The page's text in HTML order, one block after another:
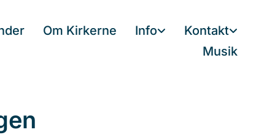
Om Kirkerne Info
Kontakt
Musik